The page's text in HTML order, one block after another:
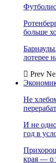
больше
лотерее
Prev
Не
И не
год в
края — о